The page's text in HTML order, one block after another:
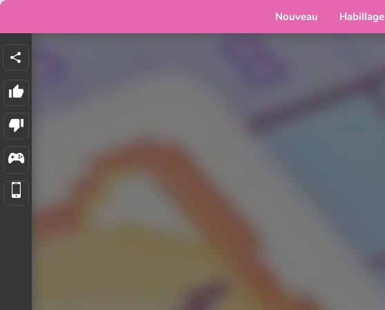
Nouveau Habillage